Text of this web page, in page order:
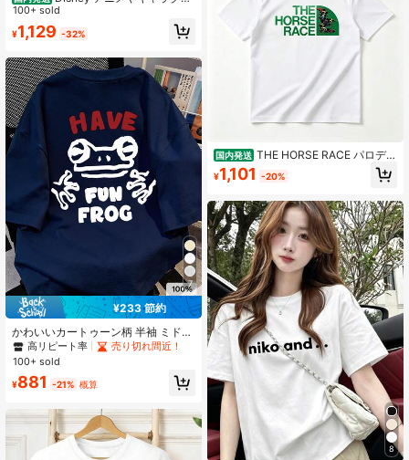
ー柄のレディースTシャツ、メンズT
シャツ。この男女兼用のゆったりと
したクルーネックTシャツは、春夏の
ング、パーティーなど、どんなシー
ンにもぴったりです。ギフトとして
も最適です。
100+ sold
¥1,129 -32%
7
¥233 節約
かわいいカートゥーン柄 半袖 ミドル
丈 Tシャツ レディース カジュアル ト
ップス 夏用
高リピート率
売り切れ間近！
100+ sold
¥881 -21% 概算
国内発送 THE HORSE RACE パロディ
Tシャツ - ユニークな競馬デザイン、
綿100%・通気性抜群、柔らかい肌触
ゼント、誕生日・記念日・ギフトに
最適
¥1,101 -20%
8